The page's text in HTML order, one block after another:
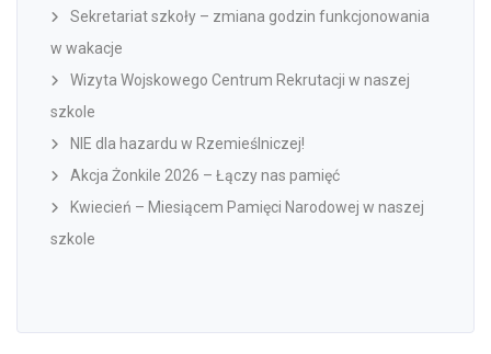
Sekretariat szkoły – zmiana godzin funkcjonowania
w wakacje
Wizyta Wojskowego Centrum Rekrutacji w naszej
szkole
NIE dla hazardu w Rzemieślniczej!
Akcja Żonkile 2026 – Łączy nas pamięć
Kwiecień – Miesiącem Pamięci Narodowej w naszej
szkole